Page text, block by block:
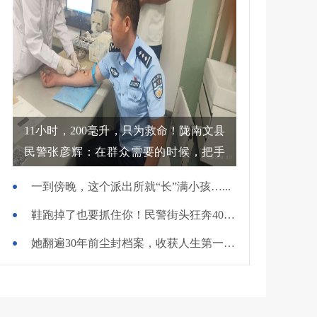
11小时，200毫升，只为救命！陇南文县
民警张彦辉：在群众需要的时候，把手
一到傍晚，这个派出所就“长”满小孩…...
鞋跑掉了也要抓住你！民警街头狂奔400米擒贼
她翻遍30年前尘封档案，收获人生第一面锦旗